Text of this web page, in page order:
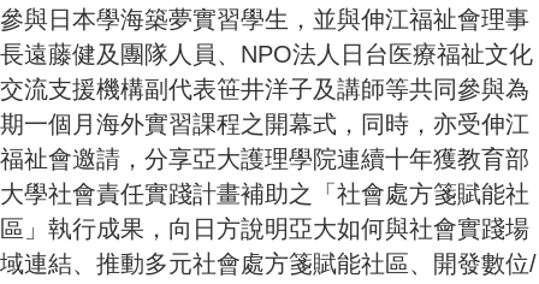
參與日本學海築夢實習學生，並與伸江福祉會理事
長遠藤健及團隊人員、NPO法人日台医療福祉文化
交流支援機構副代表笹井洋子及講師等共同參與為
期一個月海外實習課程之開幕式，同時，亦受伸江
福祉會邀請，分享亞大護理學院連續十年獲教育部
大學社會責任實踐計畫補助之「社會處方箋賦能社
區」執行成果，向日方說明亞大如何與社會實踐場
域連結、推動多元社會處方箋賦能社區、開發數位/